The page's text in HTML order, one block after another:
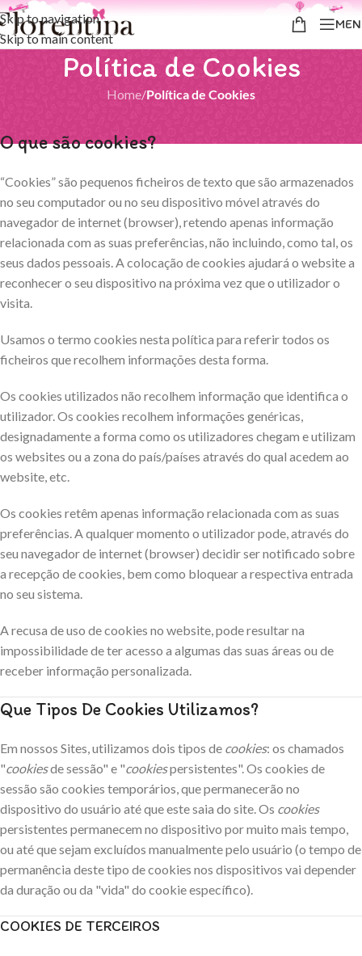
Skip to navigation
Skip to main content
Política de Cookies
Home/Política de Cookies
O que são cookies?
“Cookies” são pequenos ficheiros de texto que são armazenados
no seu computador ou no seu dispositivo móvel através do
navegador de internet (browser), retendo apenas informação
relacionada com as suas preferências, não incluindo, como tal, os
seus dados pessoais. A colocação de cookies ajudará o website a
reconhecer o seu dispositivo na próxima vez que o utilizador o
visita.
Usamos o termo cookies nesta política para referir todos os
ficheiros que recolhem informações desta forma.
Os cookies utilizados não recolhem informação que identifica o
utilizador. Os cookies recolhem informações genéricas,
designadamente a forma como os utilizadores chegam e utilizam
os websites ou a zona do país/países através do qual acedem ao
website, etc.
Os cookies retêm apenas informação relacionada com as suas
preferências. A qualquer momento o utilizador pode, através do
seu navegador de internet (browser) decidir ser notificado sobre
a recepção de cookies, bem como bloquear a respectiva entrada
no seu sistema.
A recusa de uso de cookies no website, pode resultar na
impossibilidade de ter acesso a algumas das suas áreas ou de
receber informação personalizada.
Que Tipos De Cookies Utilizamos?
Em nossos Sites, utilizamos dois tipos de cookies: os chamados
"cookiesde sessão" e "cookiespersistentes". Os cookies de
sessão são cookies temporários, que permanecerão no
dispositivo do usuário até que este saia do site. Os cookies
persistentes permanecem no dispositivo por muito mais tempo,
ou até que sejam excluídos manualmente pelo usuário (o tempo de
permanência deste tipo de cookies nos dispositivos vai depender
da duração ou da "vida" do cookie específico).
COOKIES DE TERCEIROS